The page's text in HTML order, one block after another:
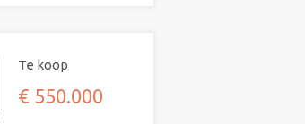
Te koop
€ 550.000